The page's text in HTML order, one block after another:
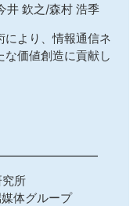
欽之/森村 浩季
により、情報通信ネ
な価値創造に貢献し
所
体グループ